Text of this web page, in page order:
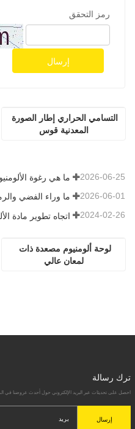
رمز التحقق
إرسال
المعدنية قوس
ما هي رغوة 2026-06-25
2026-06-01
اتجاه تطوير مادة 2024-02-26
لمعان عالي
ترك رسالة
احصل على تحديثات عبر البريد الإلكتروني حول أحدث عروضنا في
إرسال